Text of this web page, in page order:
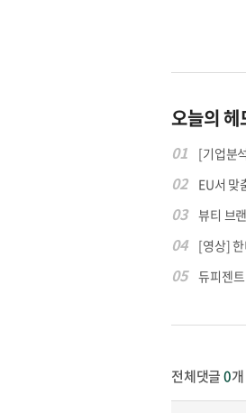
오늘의 헤
01 [기업분
02 EU서 맞
03 뷰티 브
04 [영상]
05 듀피젠
전체댓글0개